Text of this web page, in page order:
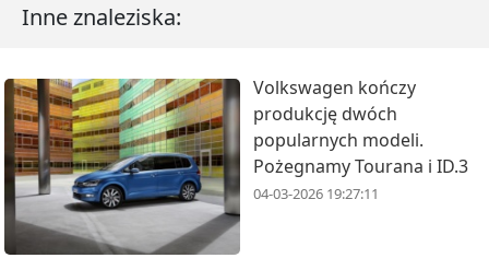
Inne znaleziska:
Volkswagen kończy
produkcję dwóch
popularnych modeli.
Pożegnamy Tourana i ID.3
04-03-2026 19:27:11